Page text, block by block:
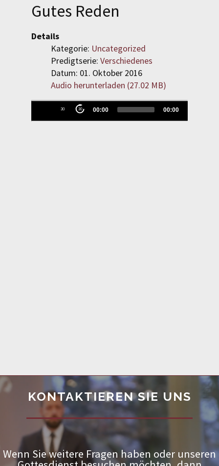
REGISTRIEREN
Evangelisch-Reformierte
Baptistengemeinde
Gutes Reden
Details
Kategorie: Uncategorized
Predigtserie: Verschiedenes
Datum: 01. Oktober 2016
Audio herunterladen (27.02 MB)
Player
30 30 00:00 00:00
KONTAKTIEREN SIE UNS
Wenn Sie weitere Fragen haben oder unseren